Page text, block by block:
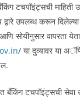
टचपॉइंट्सची माहिती
उपलब्ध करून दिलेल्या
सोयीनुसार वापरता
/ या दुव्यावर या
बँकिंग टचपॉइंट्सची सेवा